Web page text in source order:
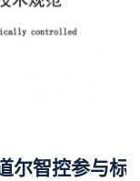
尔智控参与标